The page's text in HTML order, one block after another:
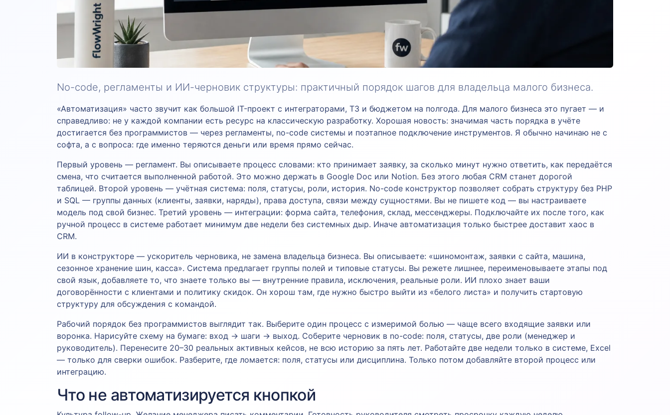
No-code, регламенты и ИИ-черновик структуры: практичный порядок шагов для владельца малого бизнеса.
«Автоматизация» часто звучит как большой IT-проект с интеграторами, ТЗ и бюджетом на полгода. Для малого бизнеса это пугает — и
справедливо: не у каждой компании есть ресурс на классическую разработку. Хорошая новость: значимая часть порядка в учёте
достигается без программистов — через регламенты, no-code системы и поэтапное подключение инструментов. Я обычно начинаю не с
софта, а с вопроса: где именно теряются деньги или время прямо сейчас.
Первый уровень — регламент. Вы описываете процесс словами: кто принимает заявку, за сколько минут нужно ответить, как передаётся
смена, что считается выполненной работой. Это можно держать в Google Doc или Notion. Без этого любая CRM станет дорогой
таблицей. Второй уровень — учётная система: поля, статусы, роли, история. No-code конструктор позволяет собрать структуру без PHP
и SQL — группы данных (клиенты, заявки, наряды), права доступа, связи между сущностями. Вы не пишете код — вы настраиваете
модель под свой бизнес. Третий уровень — интеграции: форма сайта, телефония, склад, мессенджеры. Подключайте их после того, как
ручной процесс в системе работает минимум две недели без системных дыр. Иначе автоматизация только быстрее доставит хаос в
CRM.
ИИ в конструкторе — ускоритель черновика, не замена владельца бизнеса. Вы описываете: «шиномонтаж, заявки с сайта, машина,
сезонное хранение шин, касса». Система предлагает группы полей и типовые статусы. Вы режете лишнее, переименовываете этапы под
свой язык, добавляете то, что знаете только вы — внутренние правила, исключения, реальные роли. ИИ плохо знает ваши
договорённости с клиентами и политику скидок. Он хорош там, где нужно быстро выйти из «белого листа» и получить стартовую
структуру для обсуждения с командой.
Рабочий порядок без программистов выглядит так. Выберите один процесс с измеримой болью — чаще всего входящие заявки или
воронка. Нарисуйте схему на бумаге: вход → шаги → выход. Соберите черновик в no-code: поля, статусы, две роли (менеджер и
руководитель). Перенесите 20–30 реальных активных кейсов, не всю историю за пять лет. Работайте две недели только в системе, Excel
— только для сверки ошибок. Разберите, где ломается: поля, статусы или дисциплина. Только потом добавляйте второй процесс или
интеграцию.
Что не автоматизируется кнопкой